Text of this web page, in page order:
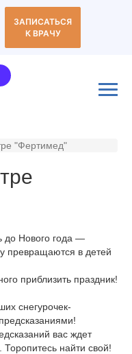
ЗАПИСАТЬСЯ
К ВРАЧУ
"Фертимед"
до Нового года —
превращаются в детей
приблизить праздник!
снегурочек-
вас ждет
найти свой!